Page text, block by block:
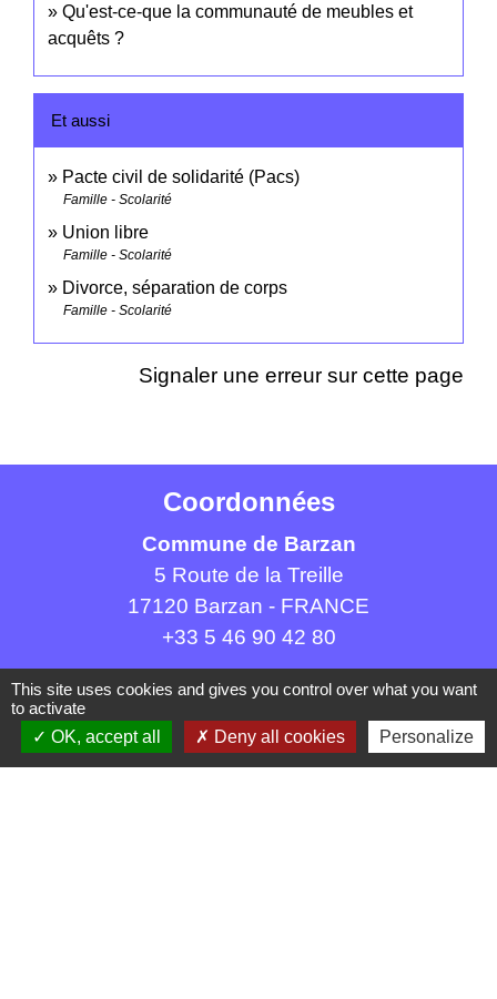
Qu'est-ce-que la communauté de meubles et
acquêts ?
Et aussi
Pacte civil de solidarité (Pacs)
Famille - Scolarité
Union libre
Famille - Scolarité
Divorce, séparation de corps
Famille - Scolarité
Signaler une erreur sur cette page
Coordonnées
Commune de Barzan
5 Route de la Treille
17120 Barzan - FRANCE
+33 5 46 90 42 80
This site uses cookies and gives you control over what you want
to activate
OK, accept all
Deny all cookies Personalize